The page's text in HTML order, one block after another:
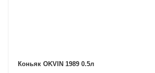
Коньяк OKVIN 1989 0.5л